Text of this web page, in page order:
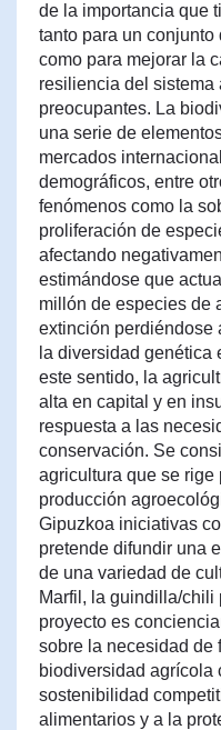
de la importancia que
tanto para un
como para mejorar la
resiliencia del sistema
preocupantes. La
una serie de
mercados
demográficos, entre
fenómenos como la
proliferación de
afectando
estimándose que
millón de especies de
extinción perdiéndose
la diversidad genética
este sentido, la
alta en capital y en
respuesta a las
conservación. Se
agricultura que se
producción
Gipuzkoa iniciativas
pretende difundir una
de una variedad de
Marfil, la guindilla/chili
proyecto es
sobre la necesidad de
biodiversidad agrícola
sostenibilidad
alimentarios y a la